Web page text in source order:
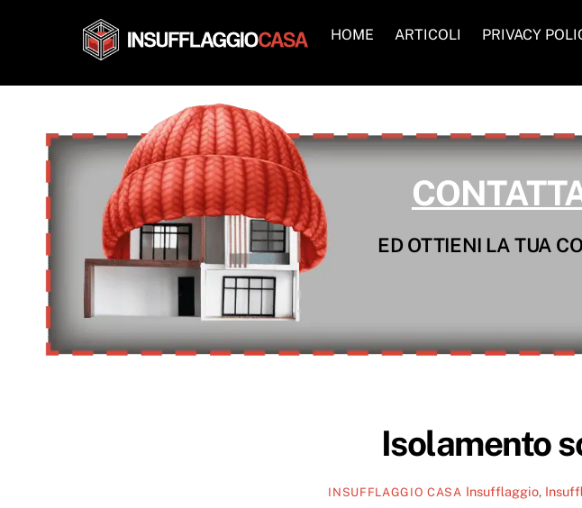
HOME ARTICOLI PRIVACY
ED OTTIENI LA TUA
Isolamento
INSUFFLAGGIO CASA Insufflaggio,